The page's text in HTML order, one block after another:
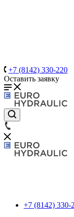
+7 (8142) 330-220
Оставить заявку
+7 (8142) 330-